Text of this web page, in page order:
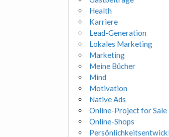
Health
Karriere
Lead-Generation
Lokales Marketing
Marketing
Meine Bücher
Mind
Motivation
Native Ads
Online-Project for Sale
Online-Shops